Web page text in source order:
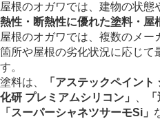
屋根のオガワでは、建物の状態
熱性・断熱性に優れた塗料・屋
屋根のオガワでは、複数のメー
箇所や屋根の劣化状況に応じて
す。
塗料は、
「アステックペイント
化研 プレミアムシリコン」
「スーパーシャネツサーモSi」